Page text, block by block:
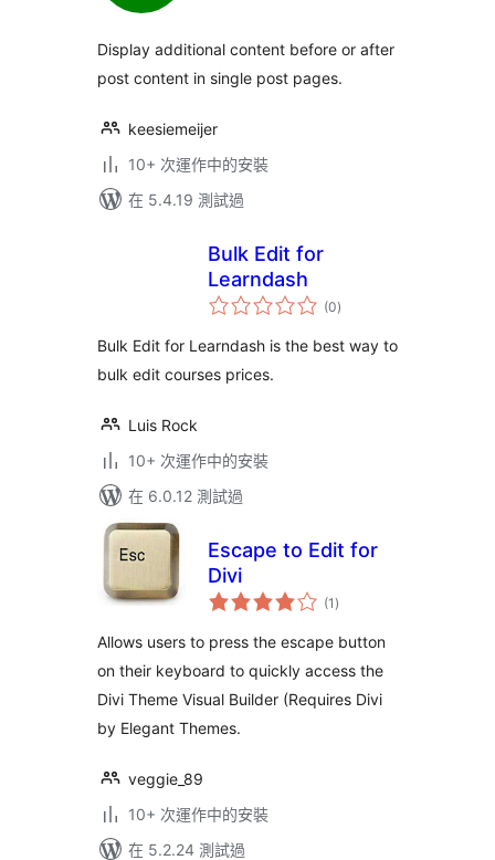
Display additional content before or after
post content in single post pages.
keesiemeijer
10+ 次運作中的安裝
在 5.4.19 測試過
Bulk Edit for
Learndash
(0總
評)
Bulk Edit for Learndash is the best way to
bulk edit courses prices.
Luis Rock
10+ 次運作中的安裝
在 6.0.12 測試過
Escape to Edit for
Divi
(1 總
評)
Allows users to press the escape button
on their keyboard to quickly access the
Divi Theme Visual Builder (Requires Divi
by Elegant Themes.
veggie_89
10+ 次運作中的安裝
在 5.2.24 測試過